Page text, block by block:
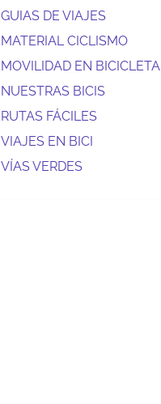
GUIAS DE VIAJES
MATERIAL CICLISMO
MOVILIDAD EN BICICLETA
NUESTRAS BICIS
RUTAS FÁCILES
VIAJES EN BICI
VÍAS VERDES